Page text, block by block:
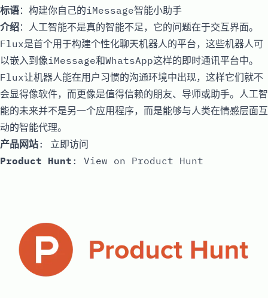
标语：构建你自己的iMessage智能小助手
介绍：人工智能不是真的智能不足，它的问题在于交互界面。
Flux是首个用于构建个性化聊天机器人的平台，这些机器人可
以嵌入到像iMessage和WhatsApp这样的即时通讯平台中。
Flux让机器人能在用户习惯的沟通环境中出现，这样它们就不
会显得像软件，而更像是值得信赖的朋友、导师或助手。人工智
能的未来并不是另一个应用程序，而是能够与人类在情感层面互
动的智能代理。
产品网站: 立即访问
Product Hunt : View on Product Hunt